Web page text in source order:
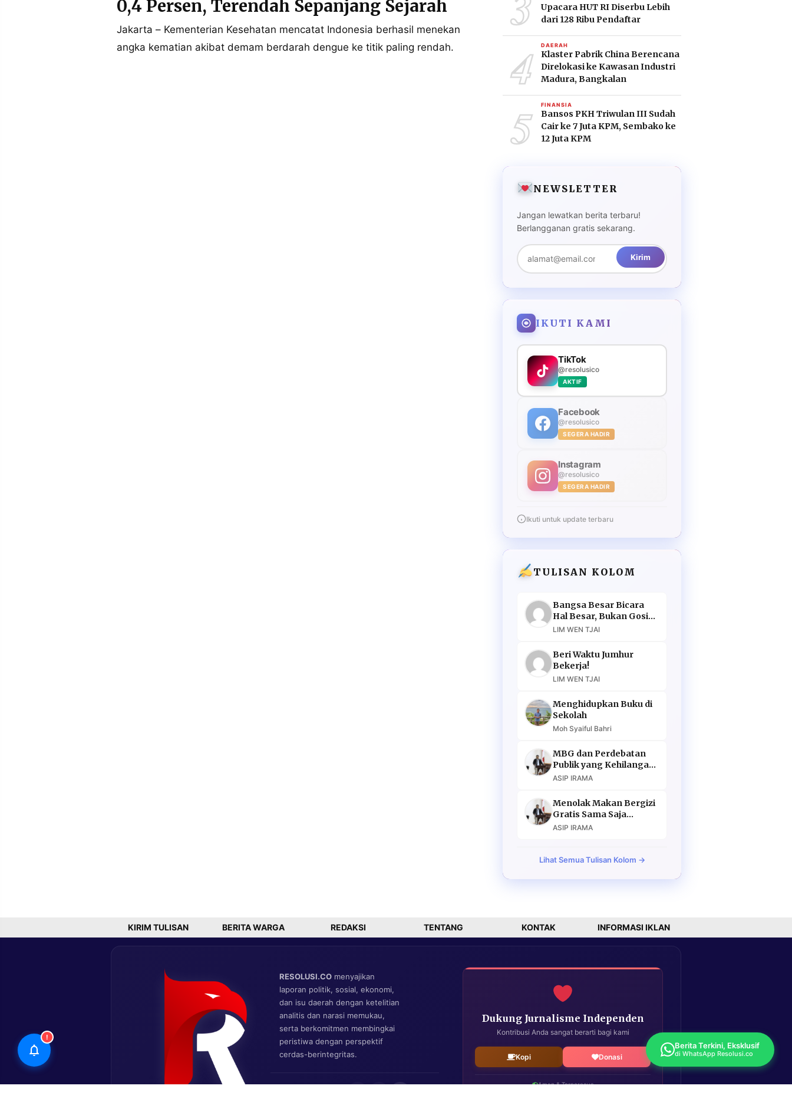
0,4 Persen, Terendah Sepanjang Sejarah
Jakarta – Kementerian Kesehatan mencatat Indonesia berhasil menekan
angka kematian akibat demam berdarah dengue ke titik paling rendah.
Upacara HUT RI Diserbu Lebih
dari 128 Ribu Pendaftar
4 DAERAH
Klaster Pabrik China Berencana
Direlokasi ke Kawasan Industri
Madura, Bangkalan
5 FINANSIA
Bansos PKH Triwulan III Sudah
Cair ke 7 Juta KPM, Sembako ke
12 Juta KPM
NEWSLETTER
Jangan lewatkan berita terbaru!
Berlangganan gratis sekarang.
Kirim
IKUTI KAMI
TikTok
@resolusico
AKTIF
Facebook
@resolusico
SEGERA HADIR
Instagram
@resolusico
SEGERA HADIR
Ikuti untuk update terbaru
TULISAN KOLOM
Bangsa Besar Bicara
Hal Besar, Bukan Gosip
Murahan
LIM WEN TJAI
Beri Waktu Jumhur
Bekerja!
LIM WEN TJAI
Menghidupkan Buku di
Sekolah
Moh Syaiful Bahri
MBG dan Perdebatan
Publik yang Kehilangan
Argumen
ASIP IRAMA
Menolak Makan Bergizi
Gratis Sama Saja
Menolak Masa Depan
ASIP IRAMA
Lihat Semua Tulisan Kolom →
KIRIM TULISAN BERITA WARGA REDAKSI TENTANG KONTAK INFORMASI IKLAN
RESOLUSI.CO menyajikan
laporan politik, sosial, ekonomi,
dan isu daerah dengan ketelitian
analitis dan narasi memukau,
serta berkomitmen membingkai
peristiwa dengan perspektif
cerdas-berintegritas.
Dukung Jurnalisme Independen
Kontribusi Anda sangat berarti bagi kami
Kopi Donasi
Aman & Terpercaya
!
Berita Terkini, Eksklusif
di WhatsApp Resolusi.co